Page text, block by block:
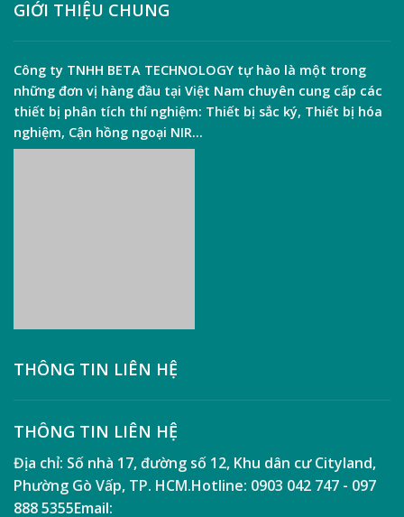
Ký
Kinh
Nghiệm
Chọn
Cho
Phòng
GIỚI THIỆU CHUNG
Công ty TNHH BETA TECHNOLOGY tự hào là một trong
những đơn vị hàng đầu tại Việt Nam chuyên cung cấp các
thiết bị phân tích thí nghiệm: Thiết bị sắc ký, Thiết bị hóa
nghiệm, Cận hồng ngoại NIR…
THÔNG TIN LIÊN HỆ
THÔNG TIN LIÊN HỆ
Địa chỉ: Số nhà 17, đường số 12, Khu dân cư Cityland,
Phường Gò Vấp, TP. HCM.Hotline: 0903 042 747 - 097
888 5355Email: